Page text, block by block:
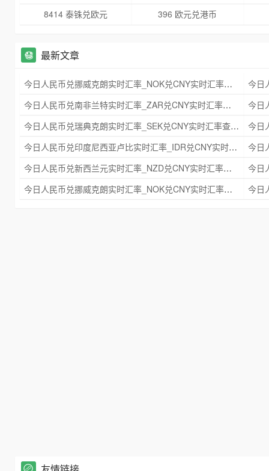
8414 泰铢兑欧元
396 欧元兑港币
最新文章
今日人民币兑挪威克朗实时汇率_NOK兑CNY实时汇率查询 2025年09月21日
今日人民币兑南非兰特实时汇率_ZAR兑CNY实时汇率查询 2025年09月21日
今日人民币兑瑞典克朗实时汇率_SEK兑CNY实时汇率查询 2025年09月21日
今日人民币兑印度尼西亚卢比实时汇率_IDR兑CNY实时汇率查询 2025年09月21日
今日人民币兑新西兰元实时汇率_NZD兑CNY实时汇率查询 2025年09月21日
今日人民币兑挪威克朗实时汇率_NOK兑CNY实时汇率查询 2025年09月21日